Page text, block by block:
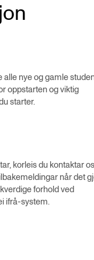
alle nye og gamle
oppstarten og viktig
starter.
korleis du kontaktar
når det
forhold ved
ifrå-system.